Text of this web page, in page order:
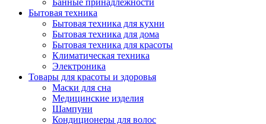
Банные принадлежности
Бытовая техника
Бытовая техника для кухни
Бытовая техника для дома
Бытовая техника для красоты
Климатическая техника
Электроника
Товары для красоты и здоровья
Маски для сна
Медицинские изделия
Шампуни
Кондиционеры для волос